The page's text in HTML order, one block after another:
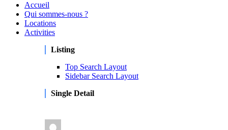
Accueil
Qui sommes-nous ?
Locations
Activities
Listing
Top Search Layout
Sidebar Search Layout
Single Detail